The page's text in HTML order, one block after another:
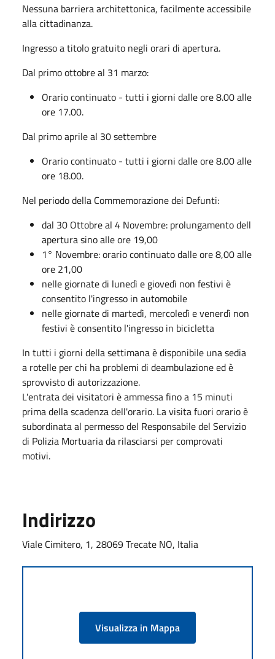
Nessuna barriera architettonica, facilmente accessibile
alla cittadinanza.
Ingresso a titolo gratuito negli orari di apertura.
Dal primo ottobre al 31 marzo:
Orario continuato - tutti i giorni dalle ore 8.00 alle
ore 17.00.
Dal primo aprile al 30 settembre
Orario continuato - tutti i giorni dalle ore 8.00 alle
ore 18.00.
Nel periodo della Commemorazione dei Defunti:
dal 30 Ottobre al 4 Novembre: prolungamento dell
apertura sino alle ore 19,00
1° Novembre: orario continuato dalle ore 8,00 alle
ore 21,00
nelle giornate di lunedì e giovedì non festivi è
consentito l'ingresso in automobile
nelle giornate di martedì, mercoledì e venerdì non
festivi è consentito l'ingresso in bicicletta
In tutti i giorni della settimana è disponibile una sedia
a rotelle per chi ha problemi di deambulazione ed è
sprovvisto di autorizzazione.
L'entrata dei visitatori è ammessa fino a 15 minuti
prima della scadenza dell'orario. La visita fuori orario è
subordinata al permesso del Responsabile del Servizio
di Polizia Mortuaria da rilasciarsi per comprovati
motivi.
Indirizzo
Viale Cimitero, 1, 28069 Trecate NO, Italia
Visualizza in Mappa